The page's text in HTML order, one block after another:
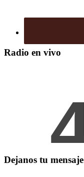
Radio en vivo
Dejanos tu mensaje